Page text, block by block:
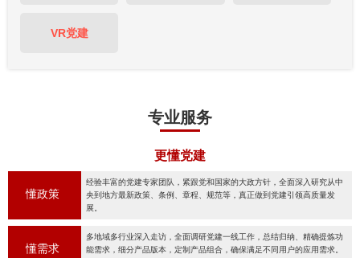
VR党建
专业服务
更懂党建
懂政策
经验丰富的党建专家团队，紧跟党和国家的大政方针，全面深入研究从中
央到地方最新政策、条例、章程、规范等，真正做到党建引领高质量发
展。
懂需求
多地域多行业深入走访，全面调研党建一线工作，总结归纳、精确提炼功
能需求，细分产品版本，定制产品组合，确保满足不同用户的应用需求。